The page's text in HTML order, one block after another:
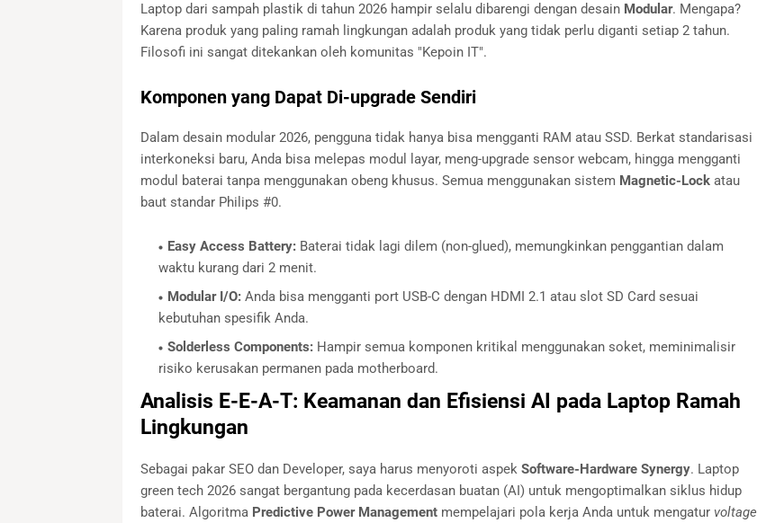
Laptop dari sampah plastik di tahun 2026 hampir selalu dibarengi dengan desain Modular. Mengapa?
Karena produk yang paling ramah lingkungan adalah produk yang tidak perlu diganti setiap 2 tahun.
Filosofi ini sangat ditekankan oleh komunitas "Kepoin IT".
Komponen yang Dapat Di-upgrade Sendiri
Dalam desain modular 2026, pengguna tidak hanya bisa mengganti RAM atau SSD. Berkat standarisasi
interkoneksi baru, Anda bisa melepas modul layar, meng-upgrade sensor webcam, hingga mengganti
modul baterai tanpa menggunakan obeng khusus. Semua menggunakan sistem Magnetic-Lockatau
baut standar Philips #0.
Easy Access Battery:Baterai tidak lagi dilem (non-glued), memungkinkan penggantian dalam
waktu kurang dari 2 menit.
Modular I/O:Anda bisa mengganti port USB-C dengan HDMI 2.1 atau slot SD Card sesuai
kebutuhan spesifik Anda.
Solderless Components:Hampir semua komponen kritikal menggunakan soket, meminimalisir
risiko kerusakan permanen pada motherboard.
Analisis E-E-A-T: Keamanan dan Efisiensi AI pada Laptop Ramah
Lingkungan
Sebagai pakar SEO dan Developer, saya harus menyoroti aspek Software-Hardware Synergy. Laptop
green tech 2026 sangat bergantung pada kecerdasan buatan (AI) untuk mengoptimalkan siklus hidup
baterai. Algoritma Predictive Power Managementmempelajari pola kerja Anda untuk mengatur voltage